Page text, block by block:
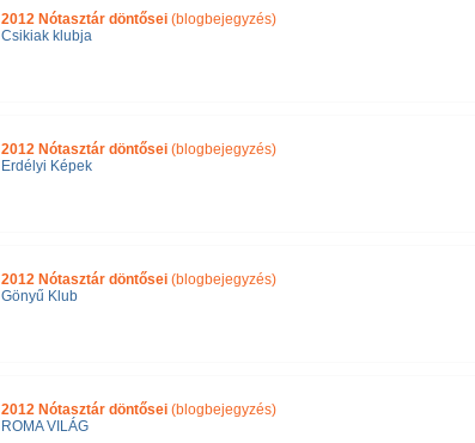
2012 Nótasztár döntősei(blogbejegyzés)
Csikiak klubja
2012 Nótasztár döntősei(blogbejegyzés)
Erdélyi Képek
2012 Nótasztár döntősei(blogbejegyzés)
Gönyű Klub
2012 Nótasztár döntősei(blogbejegyzés)
ROMA VILÁG